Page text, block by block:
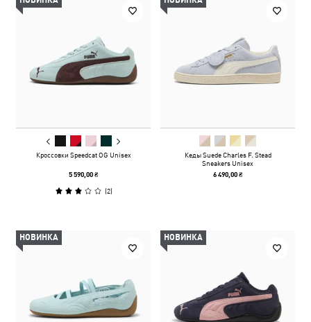
Кроссовки Speedcat OG Unisex
5 590,00 ₴
(2)
Кеды Suede Charles F. Stead
Sneakers Unisex
6 490,00 ₴
НОВИНКА НОВИНКА